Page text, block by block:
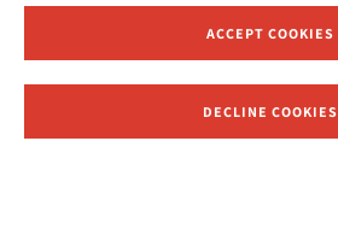
ACCEPT COOKIES
DECLINE COOKIES
Receive News and Updates from
CONTACT US